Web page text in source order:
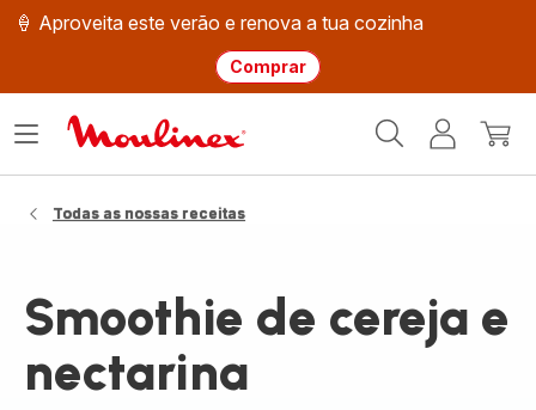
🍦 Aproveita este verão e renova a tua cozinha
Comprar
Moulinex
O
Abrir
Todas as nossas receitas
Smoothie de cereja e
nectarina